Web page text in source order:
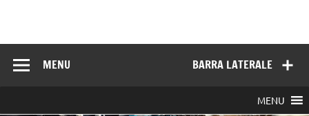
BARRA LATERALE
MENU
MENU